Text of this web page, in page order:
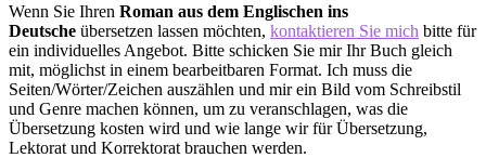
Wenn Sie Ihren Roman aus dem Englischen ins
Deutsche übersetzen lassen möchten, kontaktieren Sie mich bitte für
ein individuelles Angebot. Bitte schicken Sie mir Ihr Buch gleich
mit, möglichst in einem bearbeitbaren Format. Ich muss die
Seiten/Wörter/Zeichen auszählen und mir ein Bild vom Schreibstil
und Genre machen können, um zu veranschlagen, was die
Übersetzung kosten wird und wie lange wir für Übersetzung,
Lektorat und Korrektorat brauchen werden.